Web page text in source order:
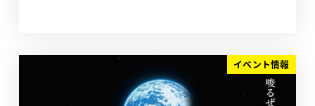
イベント情報